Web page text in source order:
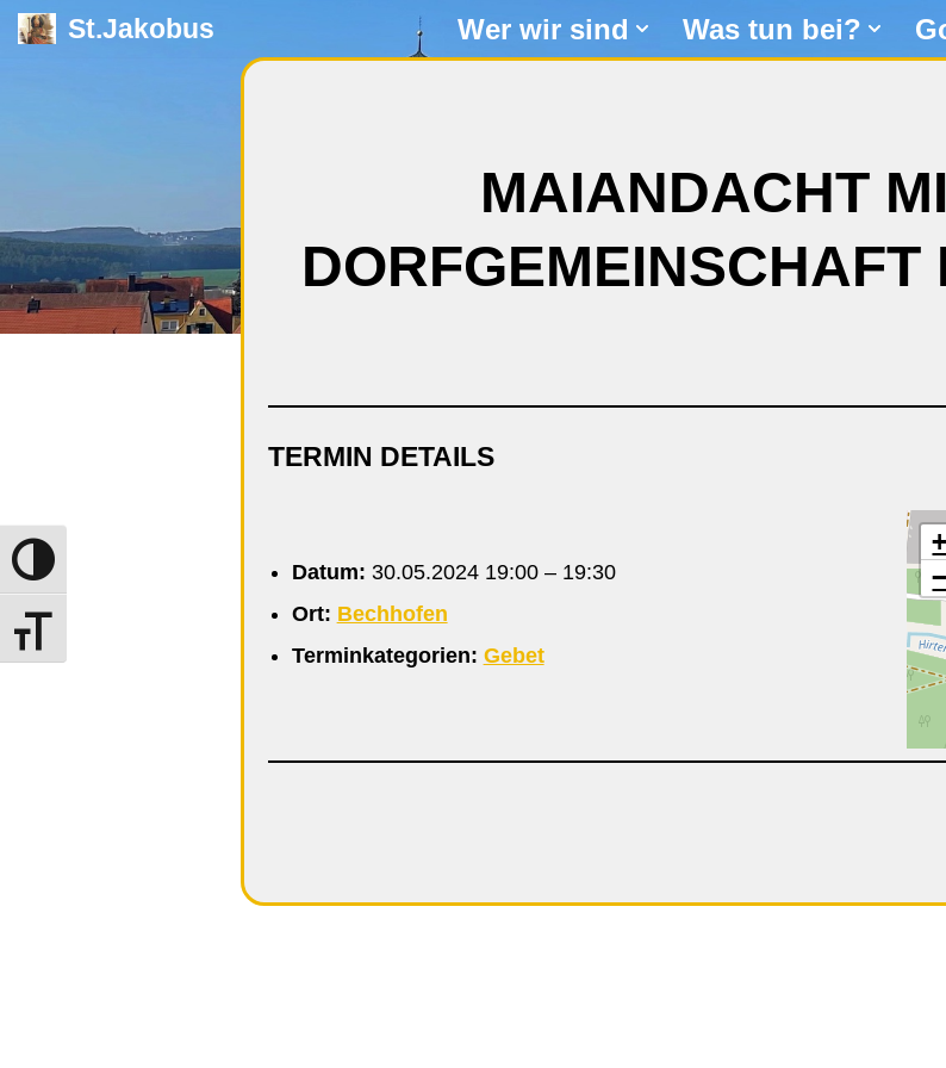
Umschalten auf hohe Kontraste
Schrift vergrößern
St.Jakobus Wer wir sind Was tun bei?
MAIANDACHT
DORFGEMEINSCHAFT
TERMIN DETAILS
Datum: 30.05.2024 19:00– 19:30
Ort: Bechhofen
Terminkategorien: Gebet
+
−